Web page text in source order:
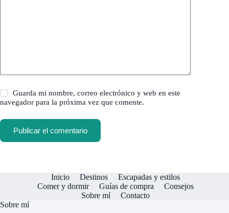
Guarda mi nombre, correo electrónico y web en este
navegador para la próxima vez que comente.
Publicar el comentario
Inicio Destinos
Escapadas y estilos
Comer y dormir
Guías de compra
Consejos
Sobre mí
Contacto
Sobre mí